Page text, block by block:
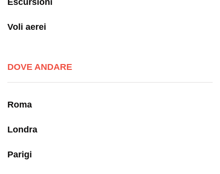
Escursioni
Voli aerei
DOVE ANDARE
Roma
Londra
Parigi